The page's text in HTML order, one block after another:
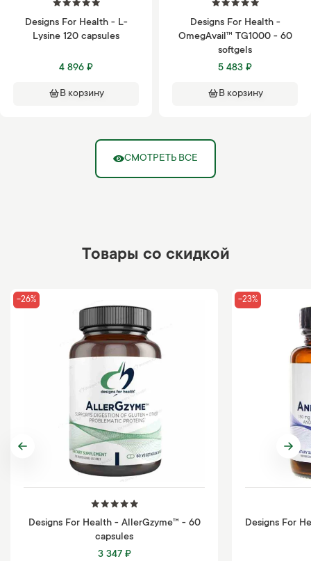
Designs For Health - L-
Lysine 120 capsules
4 896 ₽
В корзину
Designs For Health -
OmegAvail™ TG1000 - 60
softgels
5 483 ₽
В корзину
СМОТРЕТЬ ВСЕ
Товары со скидкой
-26%
Designs For Health - AllerGzyme™ - 60
capsules
3 347 ₽
-23%
Designs For